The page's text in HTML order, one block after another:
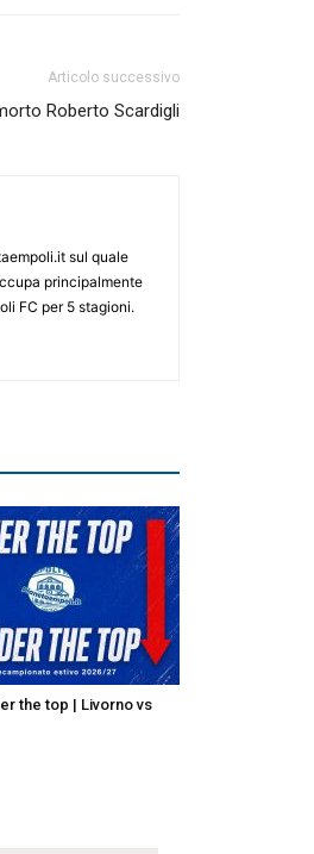
Articolo successivo
Roberto Scardigli
sul quale
principalmente
FC per 5 stagioni.
the top | Livorno vs